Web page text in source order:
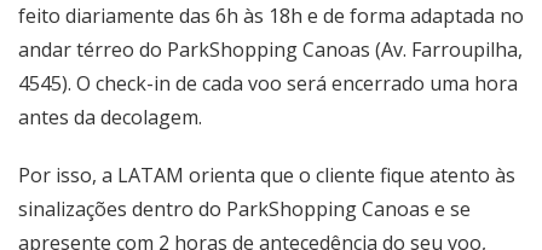
feito diariamente das 6h às 18h e de forma adaptada no
andar térreo do ParkShopping Canoas (Av. Farroupilha,
4545). O check-in de cada voo será encerrado uma hora
antes da decolagem.
Por isso, a LATAM orienta que o cliente fique atento às
sinalizações dentro do ParkShopping Canoas e se
apresente com 2 horas de antecedência do seu voo,